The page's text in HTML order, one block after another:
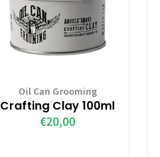
Oil Can Grooming
Crafting Clay 100ml
€20,00